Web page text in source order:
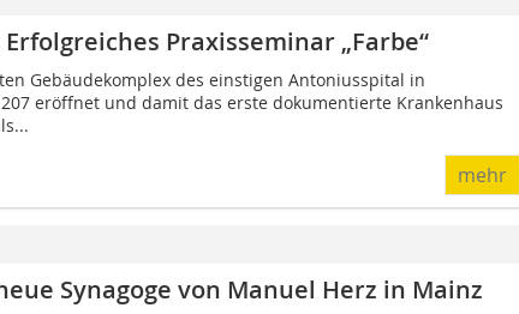
Praxisseminar „Farbe“
Gebäudekomplex des einstigen Antoniusspital in
eröffnet und damit das erste dokumentierte Krankenhaus
mehr
Synagoge von Manuel Herz in Mainz